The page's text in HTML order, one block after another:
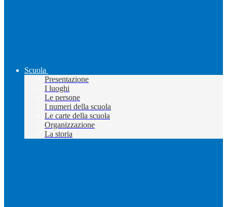
Scuola
Presentazione
I luoghi
Le persone
I numeri della scuola
Le carte della scuola
Organizzazione
La storia